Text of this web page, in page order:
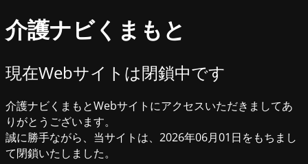
介護ナビくまもと
現在Webサイトは閉鎖中です
介護ナビくまもとWebサイトにアクセスいただきましてあ
りがとうございます。
誠に勝手ながら、当サイトは、2026年06月01日をもちまし
て閉鎖いたしました。